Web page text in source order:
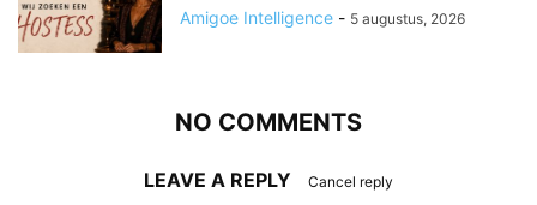
Amigoe Intelligence - 5 augustus, 2026
NO COMMENTS
LEAVE A REPLY Cancel reply